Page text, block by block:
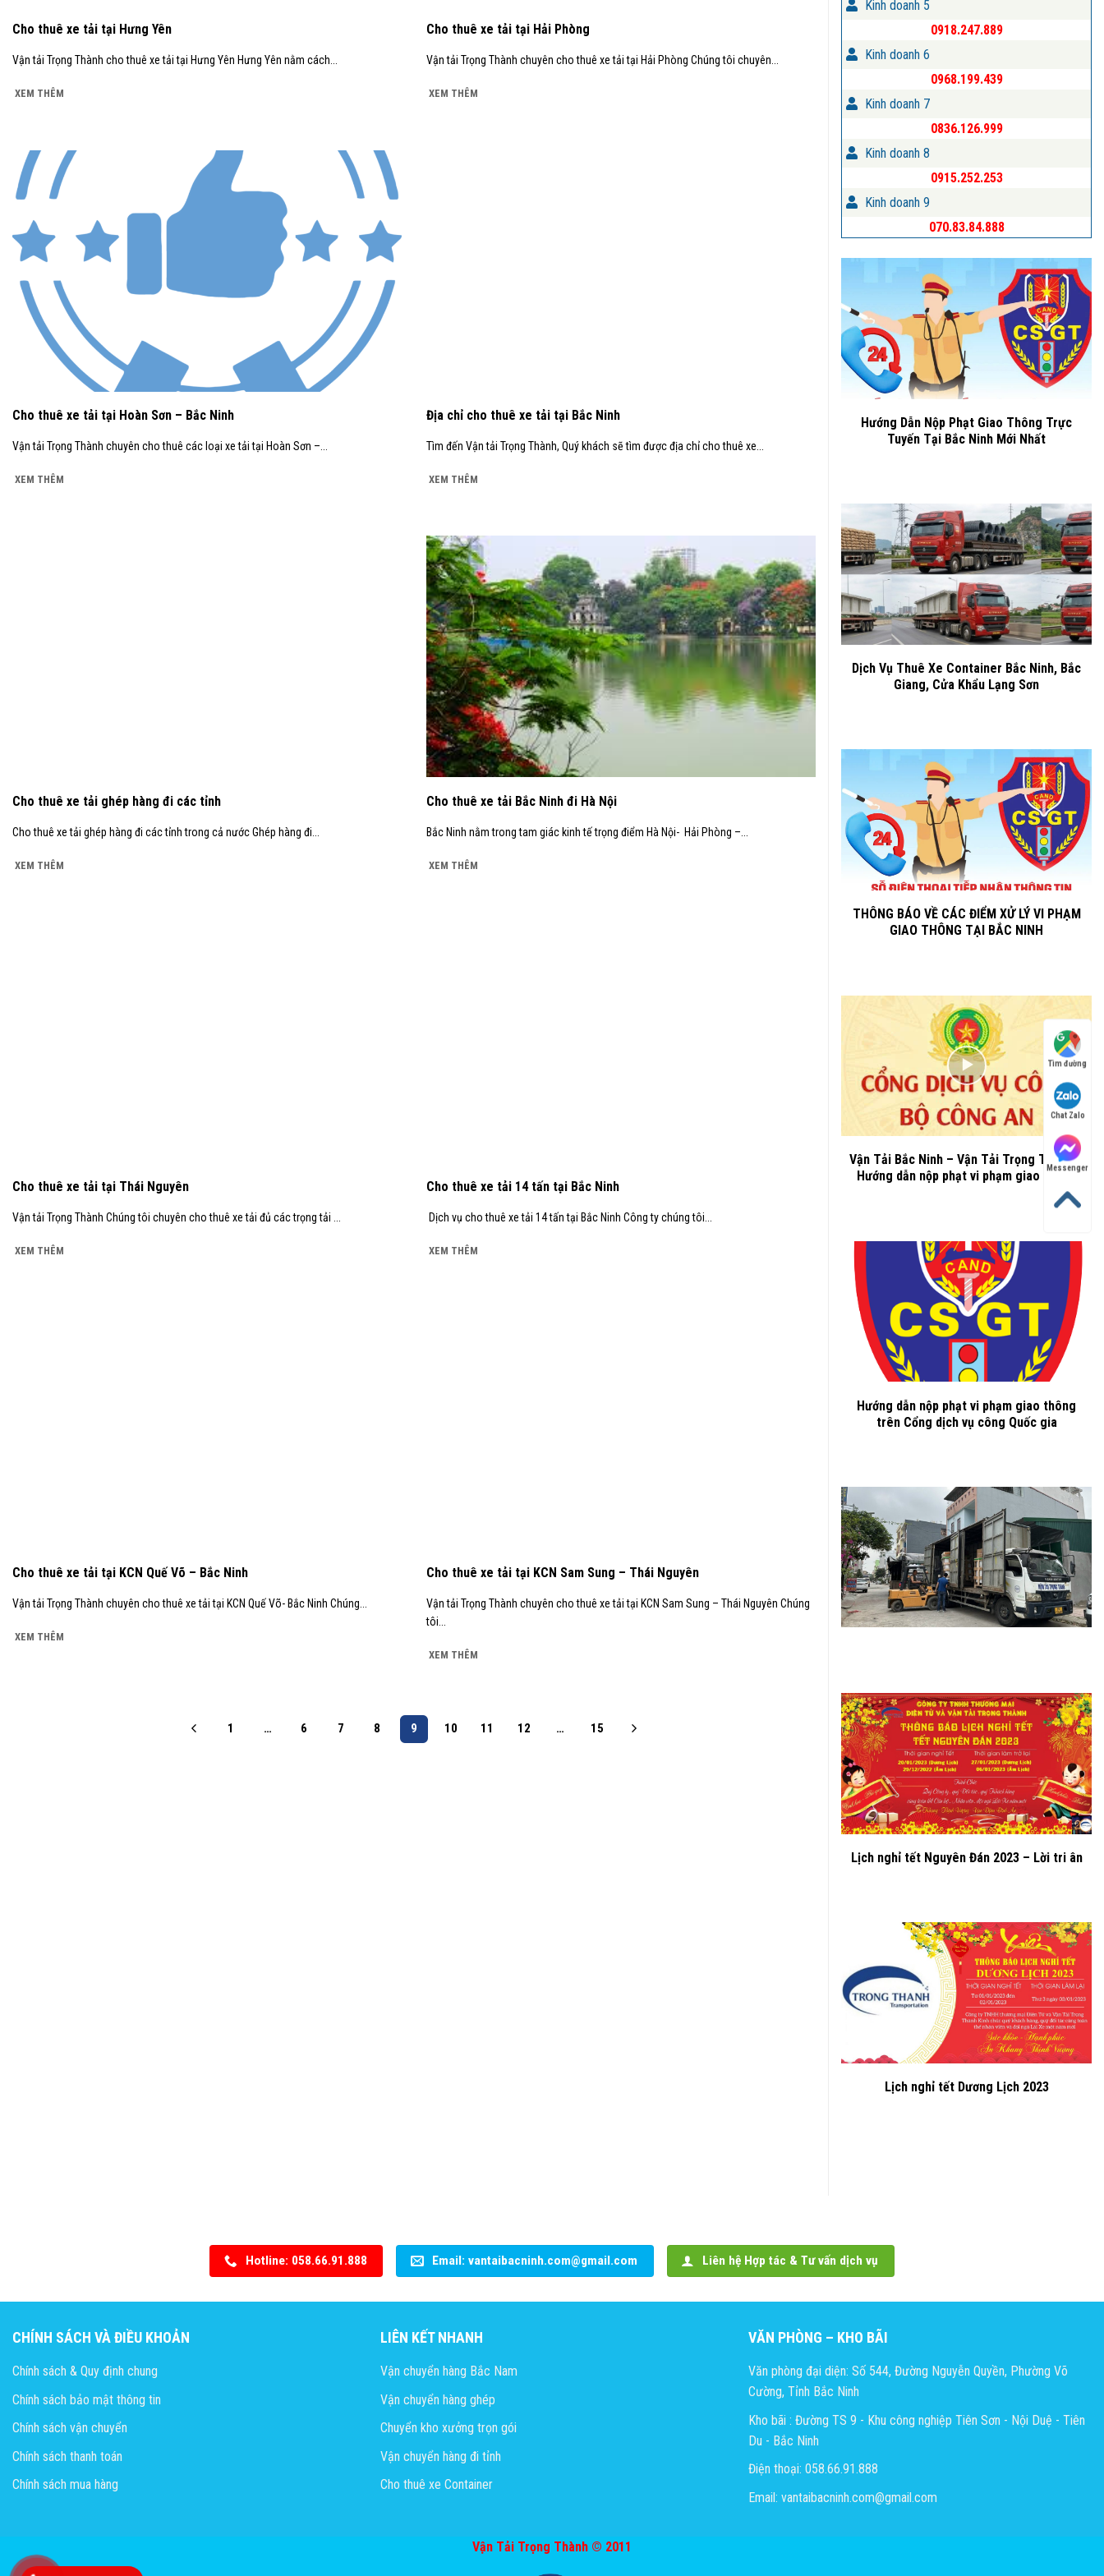
Cho thuê xe tải tại Hưng Yên
Vận tải Trọng Thành cho thuê xe tải tại Hưng Yên Hưng Yên nằm cách...
XEM THÊM
Cho thuê xe tải tại Hải Phòng
Vận tải Trọng Thành chuyên cho thuê xe tải tại Hải Phòng Chúng tôi chuyên...
XEM THÊM
Cho thuê xe tải tại Hoàn Sơn – Bắc Ninh
Vận tải Trọng Thành chuyên cho thuê các loại xe tải tại Hoàn Sơn –...
XEM THÊM
Địa chỉ cho thuê xe tải tại Bắc Ninh
Tìm đến Vận tải Trọng Thành, Quý khách sẽ tìm được địa chỉ cho thuê xe...
XEM THÊM
Cho thuê xe tải ghép hàng đi các tỉnh
Cho thuê xe tải ghép hàng đi các tỉnh trong cả nước Ghép hàng đi...
XEM THÊM
Cho thuê xe tải Bắc Ninh đi Hà Nội
Bắc Ninh nằm trong tam giác kinh tế trọng điểm Hà Nội- Hải Phòng –...
XEM THÊM
Cho thuê xe tải tại Thái Nguyên
Vận tải Trọng Thành Chúng tôi chuyên cho thuê xe tải đủ các trọng tải ...
XEM THÊM
Cho thuê xe tải 14 tấn tại Bắc Ninh
Dịch vụ cho thuê xe tải 14 tấn tại Bắc Ninh Công ty chúng tôi...
XEM THÊM
Cho thuê xe tải tại KCN Quế Võ – Bắc Ninh
Vận tải Trọng Thành chuyên cho thuê xe tải tại KCN Quế Võ- Bắc Ninh Chúng...
XEM THÊM
Cho thuê xe tải tại KCN Sam Sung – Thái Nguyên
Vận tải Trọng Thành chuyên cho thuê xe tải tại KCN Sam Sung – Thái Nguyên Chúng
tôi...
XEM THÊM
1 … 6 7 8 9 10 11 12 … 15
Kinh doanh 5
0918.247.889
Kinh doanh 6
0968.199.439
Kinh doanh 7
0836.126.999
Kinh doanh 8
0915.252.253
Kinh doanh 9
070.83.84.888
Hướng Dẫn Nộp Phạt Giao Thông Trực
Tuyến Tại Bắc Ninh Mới Nhất
Dịch Vụ Thuê Xe Container Bắc Ninh, Bắc
Giang, Cửa Khẩu Lạng Sơn
THÔNG BÁO VỀ CÁC ĐIỂM XỬ LÝ VI PHẠM
GIAO THÔNG TẠI BẮC NINH
Vận Tải Bắc Ninh – Vận Tải Trọng Thành –
Hướng dẫn nộp phạt vi phạm giao thông
Hướng dẫn nộp phạt vi phạm giao thông
trên Cổng dịch vụ công Quốc gia
Lịch nghỉ tết Nguyên Đán 2023 – Lời tri ân
Lịch nghỉ tết Dương Lịch 2023
Hotline: 058.66.91.888 Email: vantaibacninh.com@gmail.com Liên hệ Hợp tác & Tư vấn dịch vụ
CHÍNH SÁCH VÀ ĐIỀU KHOẢN
Chính sách & Quy định chung
Chính sách bảo mật thông tin
Chính sách vận chuyển
Chính sách thanh toán
Chính sách mua hàng
LIÊN KẾT NHANH
Vận chuyển hàng Bắc Nam
Vận chuyển hàng ghép
Chuyển kho xưởng trọn gói
Vận chuyển hàng đi tỉnh
Cho thuê xe Container
VĂN PHÒNG – KHO BÃI
Văn phòng đại diện: Số 544, Đường Nguyễn Quyền, Phường Võ
Cường, Tỉnh Bắc Ninh
Kho bãi : Đường TS 9 - Khu công nghiệp Tiên Sơn - Nội Duệ - Tiên
Du - Bắc Ninh
Điện thoại: 058.66.91.888
Email: vantaibacninh.com@gmail.com
Vận Tải Trọng Thành © 2011
Tìm đường
Chat Zalo
Messenger